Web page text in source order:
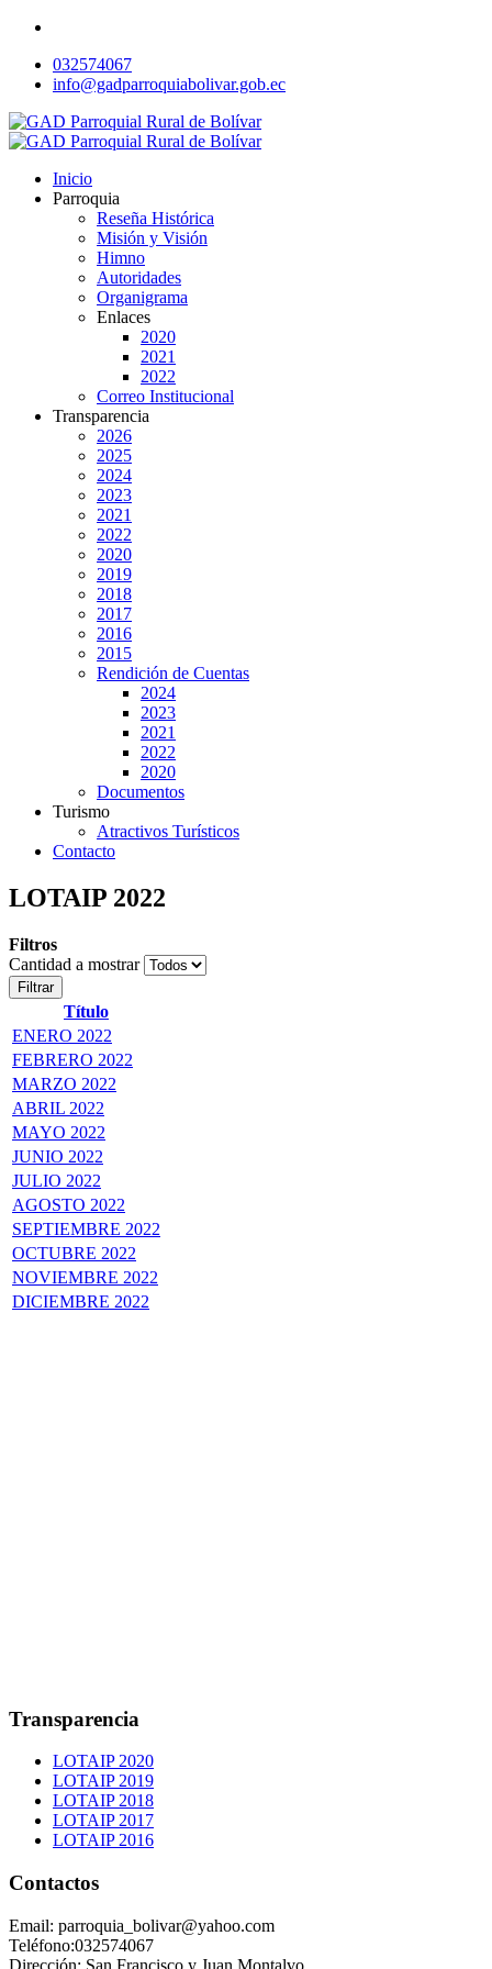
032574067
info@gadparroquiabolivar.gob.ec
Inicio
Parroquia
Reseña Histórica
Misión y Visión
Himno
Autoridades
Organigrama
Enlaces
2020
2021
2022
Correo Institucional
Transparencia
2026
2025
2024
2023
2021
2022
2020
2019
2018
2017
2016
2015
Rendición de Cuentas
2024
2023
2021
2022
2020
Documentos
Turismo
Atractivos Turísticos
Contacto
LOTAIP 2022
Filtros
Cantidad a mostrar
Filtrar
Título
ENERO 2022
FEBRERO 2022
MARZO 2022
ABRIL 2022
MAYO 2022
JUNIO 2022
JULIO 2022
AGOSTO 2022
SEPTIEMBRE 2022
OCTUBRE 2022
NOVIEMBRE 2022
DICIEMBRE 2022
Transparencia
LOTAIP 2020
LOTAIP 2019
LOTAIP 2018
LOTAIP 2017
LOTAIP 2016
Contactos
Email: parroquia_bolivar@yahoo.com
Teléfono:032574067
Dirección: San Francisco y Juan Montalvo